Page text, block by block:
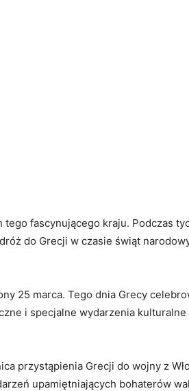
fascynującego kraju. Podczas
do Grecji w czasie świąt
25‍ marca.⁢ Tego​ dnia Grecy
i specjalne ⁤wydarzenia
przystąpienia Grecji do wojny z
upamiętniających bohaterów